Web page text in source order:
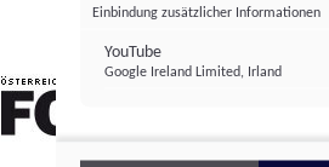
FONDS professionell
Einbindung zusätzlicher Informationen
YouTube
Google Ireland Limited, Irland